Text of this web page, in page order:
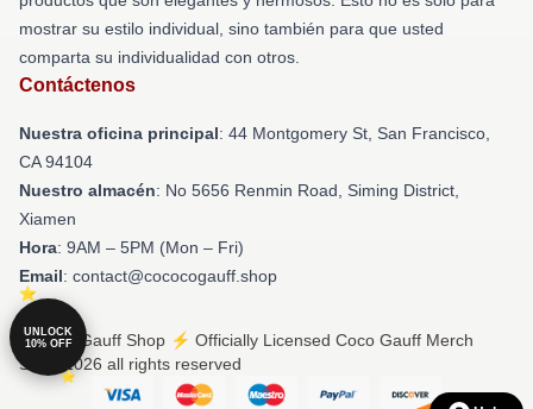
mostrar su estilo individual, sino también para que usted
comparta su individualidad con otros.
Contáctenos
Nuestra oficina principal: 44 Montgomery St, San Francisco,
CA 94104
Nuestro almacén: No 5656 Renmin Road, Siming District,
Xiamen
Hora: 9AM – 5PM (Mon – Fri)
Email: contact@cococogauff.shop
© Coco Gauff Shop ⚡️ Officially Licensed Coco Gauff Merch
Store 2026 all rights reserved
UNLOCK
10% OFF